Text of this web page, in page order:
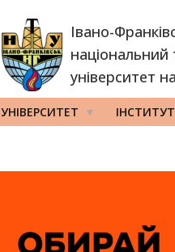
Івано-
національний
університет
УНІВЕРСИТЕТ